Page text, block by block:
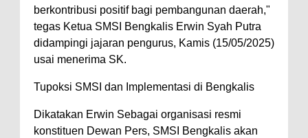
berkontribusi positif bagi pembangunan daerah,"
tegas Ketua SMSI Bengkalis Erwin Syah Putra
didampingi jajaran pengurus, Kamis (15/05/2025)
usai menerima SK.
Tupoksi SMSI dan Implementasi di Bengkalis
Dikatakan Erwin Sebagai organisasi resmi
konstituen Dewan Pers, SMSI Bengkalis akan